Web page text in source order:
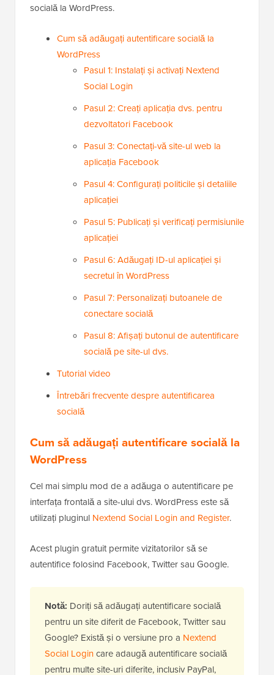
socială la WordPress.
Cum să adăugați autentificare socială la
WordPress
Pasul 1: Instalați și activați Nextend
Social Login
Pasul 2: Creați aplicația dvs. pentru
dezvoltatori Facebook
Pasul 3: Conectați-vă site-ul web la
aplicația Facebook
Pasul 4: Configurați politicile și detaliile
aplicației
Pasul 5: Publicați și verificați permisiunile
aplicației
Pasul 6: Adăugați ID-ul aplicației și
secretul în WordPress
Pasul 7: Personalizați butoanele de
conectare socială
Pasul 8: Afișați butonul de autentificare
socială pe site-ul dvs.
Tutorial video
Întrebări frecvente despre autentificarea
socială
Cum să adăugați autentificare socială la
WordPress
Cel mai simplu mod de a adăuga o autentificare pe
interfața frontală a site-ului dvs. WordPress este să
utilizați pluginul Nextend Social Login and Register.
Acest plugin gratuit permite vizitatorilor să se
autentifice folosind Facebook, Twitter sau Google.
Notă: Doriți să adăugați autentificare socială
pentru un site diferit de Facebook, Twitter sau
Google? Există și o versiune pro a Nextend
Social Logincare adaugă autentificare socială
pentru multe site-uri diferite, inclusiv PayPal,